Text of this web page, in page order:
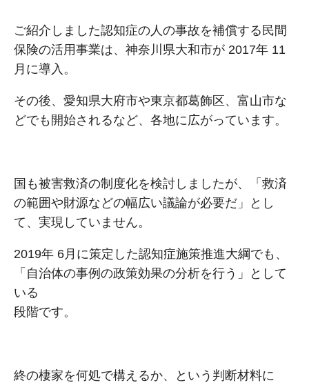
ご紹介しました認知症の⼈の事故を補償する⺠間
保険の活⽤事業は、神奈川県⼤和市が 2017年 11
⽉に導⼊。
その後、愛知県⼤府市や東京都葛飾区、富⼭市な
どでも開始されるなど、各地に広がっています。
国も被害救済の制度化を検討しましたが、「救済
の範囲や財源などの幅広い議論が必要だ」とし
て、実現していません。
2019年 6⽉に策定した認知症施策推進⼤綱でも、
「⾃治体の事例の政策効果の分析を⾏う」として
いる
段階です。
終の棲家を何処で構えるか、という判断材料に